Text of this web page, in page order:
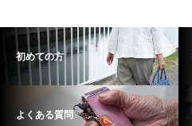
初めての方
よくある質問